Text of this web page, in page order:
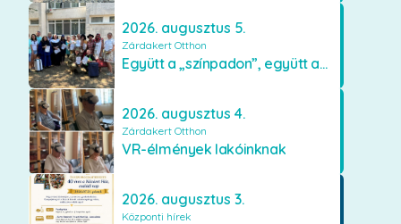
2026. augusztus 5.
Zárdakert Otthon
Együtt a „színpadon”, együtt az élményekért 🎭✨
2026. augusztus 4.
Zárdakert Otthon
VR-élmények lakóinknak
2026. augusztus 3.
Központi hírek